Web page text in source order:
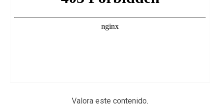
Valora este contenido.